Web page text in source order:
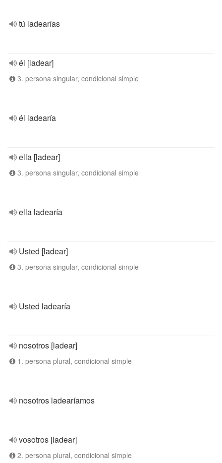
tú ladearías
él [ladear]
3. persona singular, condicional simple
él ladearía
ella [ladear]
3. persona singular, condicional simple
ella ladearía
Usted [ladear]
3. persona singular, condicional simple
Usted ladearía
nosotros [ladear]
1. persona plural, condicional simple
nosotros ladearíamos
vosotros [ladear]
2. persona plural, condicional simple